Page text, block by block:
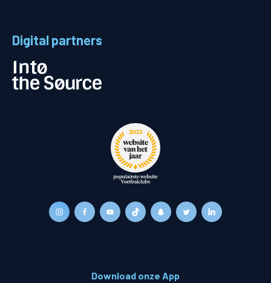
Digital partners
Download onze App